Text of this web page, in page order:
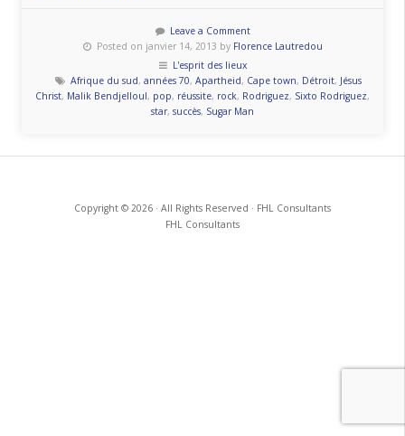
succès
moi
non
plus
» »
Leave a Comment
Posted on janvier 14, 2013 by Florence Lautredou
L'esprit des lieux
Afrique du sud, années 70, Apartheid, Cape town, Détroit, Jésus
Christ, Malik Bendjelloul, pop, réussite, rock, Rodriguez, Sixto Rodriguez,
star, succès, Sugar Man
Copyright © 2026 · All Rights Reserved · FHL Consultants
FHL Consultants